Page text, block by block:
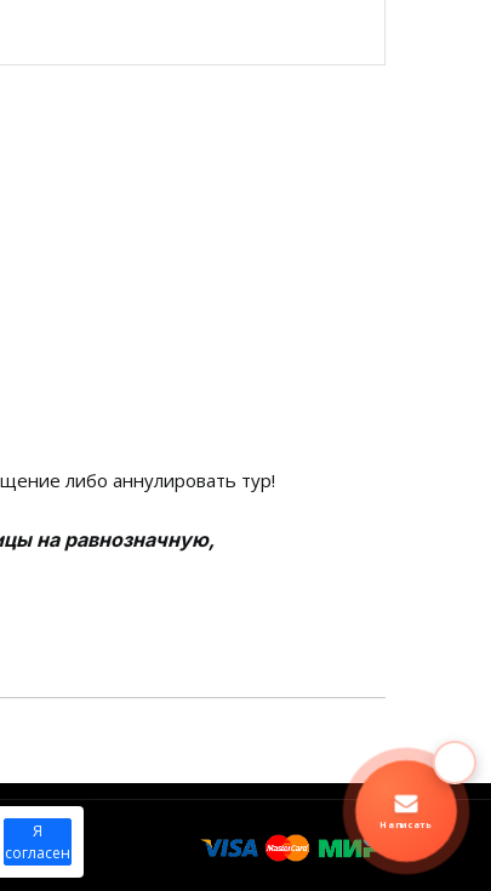
либо аннулировать тур!
на равнозначную,
Я
согласен
Написать